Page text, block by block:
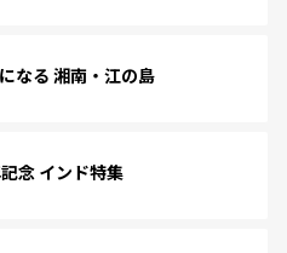
なる 湘南・江の島
念 インド特集